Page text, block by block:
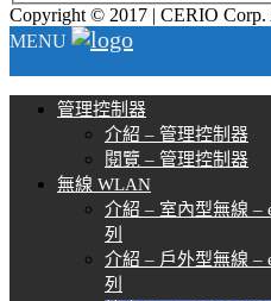
Copyright © 2017 | CERIO Corp.
MENU
管理控制器
介紹 – 管理控制器
閱覽 – 管理控制器
無線 WLAN
介紹 – 室內型無線 –
列
介紹 – 戶外型無線 –
列